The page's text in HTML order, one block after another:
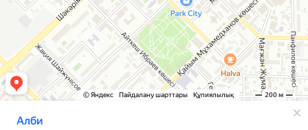
© Яндекс Пайдалану шарттары Құпиялылық 200 м
Алби